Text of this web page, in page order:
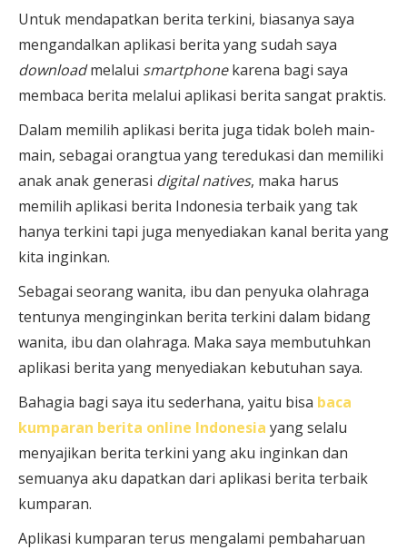
Untuk mendapatkan berita terkini, biasanya saya
mengandalkan aplikasi berita yang sudah saya
downloadmelalui smartphonekarena bagi saya
membaca berita melalui aplikasi berita sangat praktis.
Dalam memilih aplikasi berita juga tidak boleh main-
main, sebagai orangtua yang teredukasi dan memiliki
anak anak generasi digital natives, maka harus
memilih aplikasi berita Indonesia terbaik yang tak
hanya terkini tapi juga menyediakan kanal berita yang
kita inginkan.
Sebagai seorang wanita, ibu dan penyuka olahraga
tentunya menginginkan berita terkini dalam bidang
wanita, ibu dan olahraga. Maka saya membutuhkan
aplikasi berita yang menyediakan kebutuhan saya.
Bahagia bagi saya itu sederhana, yaitu bisa baca
kumparan berita online Indonesia yang selalu
menyajikan berita terkini yang aku inginkan dan
semuanya aku dapatkan dari aplikasi berita terbaik
kumparan.
Aplikasi kumparan terus mengalami pembaharuan